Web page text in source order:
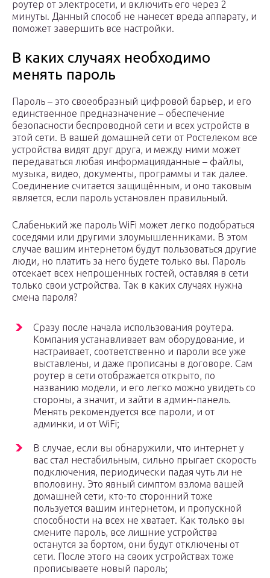
роутер от электросети, и включить его через 2
минуты. Данный способ не нанесет вреда аппарату, и
поможет завершить все настройки.
В каких случаях необходимо
менять пароль
Пароль – это своеобразный цифровой барьер, и его
единственное предназначение – обеспечение
безопасности беспроводной сети и всех устройств в
этой сети. В вашей домашней сети от Ростелеком все
устройства видят друг друга, и между ними может
передаваться любая информацияданные – файлы,
музыка, видео, документы, программы и так далее.
Соединение считается защищённым, и оно таковым
является, если пароль установлен правильный.
Слабенький же пароль WiFi может легко подобраться
соседями или другими злоумышленниками. В этом
случае вашим интернетом будут пользоваться другие
люди, но платить за него будете только вы. Пароль
отсекает всех непрошенных гостей, оставляя в сети
только свои устройства. Так в каких случаях нужна
смена пароля?
Сразу после начала использования роутера.
Компания устанавливает вам оборудование, и
настраивает, соответственно и пароли все уже
выставлены, и даже прописаны в договоре. Сам
роутер в сети отображается открыто, по
названию модели, и его легко можно увидеть со
стороны, а значит, и зайти в админ-панель.
Менять рекомендуется все пароли, и от
админки, и от WiFi;
В случае, если вы обнаружили, что интернет у
вас стал нестабильным, сильно прыгает скорость
подключения, периодически падая чуть ли не
вполовину. Это явный симптом взлома вашей
домашней сети, кто-то сторонний тоже
пользуется вашим интернетом, и пропускной
способности на всех не хватает. Как только вы
смените пароль, все лишние устройства
останутся за бортом, они будут отключены от
сети. После этого на своих устройствах тоже
прописываете новый пароль;